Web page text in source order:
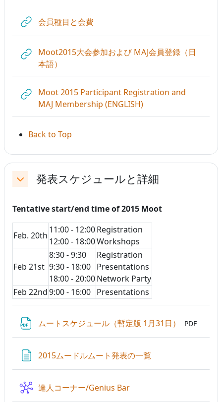
会員種目と会費URL
Moot2015大会参加および MAJ会員登録（日
本語）
Moot 2015 Participant Registration and
MAJ Membership (ENGLISH)URL
Back to Top
折りたたむ発表スケジュールと詳細
Tentative start/end time of 2015 Moot
Feb. 20th
11:00 - 12:00
12:00 - 18:00
Registration
Workshops
Feb 21st
8:30 - 9:30
9:30 - 18:00
18:00 - 20:00
Registration
Presentations
Network Party
Feb 22nd9:00 - 16:00 Presentations
ムートスケジュール（暫定版 1月31日） ファイル
PDF
2015ムードルムート発表の一覧
達人コーナー/Genius BarWiki